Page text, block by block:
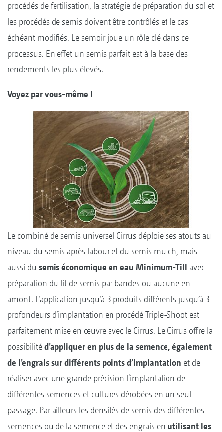
procédés de fertilisation, la stratégie de préparation du sol et
les procédés de semis doivent être contrôlés et le cas
échéant modifiés. Le semoir joue un rôle clé dans ce
processus. En effet un semis parfait est à la base des
rendements les plus élevés.
Voyez par vous-même !
Le combiné de semis universel Cirrus déploie ses atouts au
niveau du semis après labour et du semis mulch, mais
aussi du semis économique en eau Minimum-Till avec
préparation du lit de semis par bandes ou aucune en
amont. L’application jusqu’à 3 produits différents jusqu’à 3
profondeurs d’implantation en procédé Triple-Shoot est
parfaitement mise en œuvre avec le Cirrus. Le Cirrus offre la
possibilitéd’appliquer en plus de la semence, également
de l’engrais sur différents points d’implantation et de
réaliser avec une grande précision l‘implantation de
différentes semences et cultures dérobées en un seul
passage. Par ailleurs les densités de semis des différentes
semences ou de la semence et des engrais en utilisant les